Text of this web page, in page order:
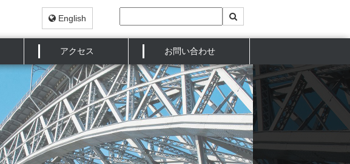
English
アクセス お問い合わせ